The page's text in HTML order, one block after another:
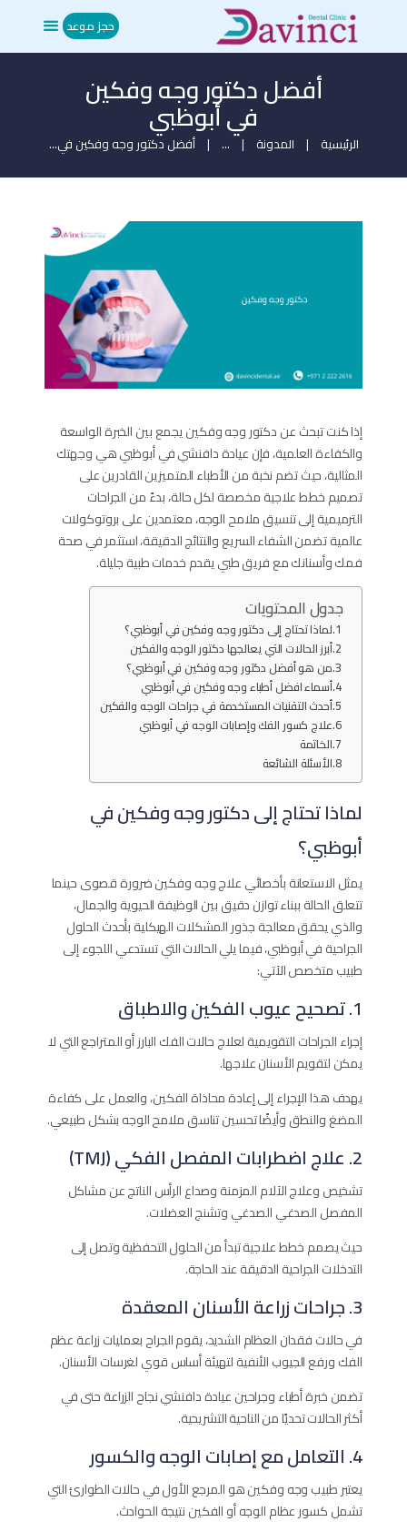
حجز موعد
أفضل دكتور وجه وفكين
في أبوظبي
الرئيسية المدونة ... أفضل دكتور وجه وفكين في...
الرئيسية
العلاجات
تواصل معنا
حجز موعد
إذا كنت تبحث عن دكتور وجه وفكين يجمع بين الخبرة الواسعة
والكفاءة العلمية، فإن عيادة دافنشي في أبوظبي هي وجهتك
المثالية، حيث تضم نخبة من الأطباء المتميزين القادرين على
تصميم خطط علاجية مخصصة لكل حالة، بدءً من الجراحات
الترميمية إلى تنسيق ملامح الوجه، معتمدين على بروتوكولات
عالمية تضمن الشفاء السريع والنتائج الدقيقة، استثمر في صحة
فمك وأسنانك مع فريق طبي يقدم خدمات طبية جليلة.
جدول المحتويات
لماذا تحتاج إلى دكتور وجه وفكين في أبوظبي؟
أبرز الحالات التي يعالجها دكتور الوجه والفكين
من هو أفضل دكتور وجه وفكين في أبوظبي؟
أسماء افضل أطباء وجه وفكين في أبوظبي
أحدث التقنيات المستخدمة في جراحات الوجه والفكين
علاج كسور الفك وإصابات الوجه في أبوظبي
الخاتمة
الأسئلة الشائعة
لماذا تحتاج إلى دكتور وجه وفكين في
أبوظبي؟
يمثل الاستعانة بأخصائي علاج وجه وفكين ضرورة قصوى حينما
تتعلق الحالة ببناء توازن دقيق بين الوظيفة الحيوية والجمال،
والذي يحقق معالجة جذور المشكلات الهيكلية بأحدث الحلول
الجراحية في أبوظبي، فيما يلي الحالات التي تستدعي اللجوء إلى
طبيب متخصص الآتي:
1. تصحيح عيوب الفكين والاطباق
إجراء الجراحات التقويمية لعلاج حالات الفك البارز أو المتراجع التي لا
يمكن لتقويم الأسنان علاجها.
يهدف هذا الإجراء إلى إعادة محاذاة الفكين، والعمل على كفاءة
المضغ والنطق وأيضًا تحسين تناسق ملامح الوجه بشكل طبيعي.
2. علاج اضطرابات المفصل الفكي (TMJ)
تشخيص وعلاج الآلام المزمنة وصداع الرأس الناتج عن مشاكل
المفصل الصدغي الصدغي وتشنج العضلات.
حيث يصمم خطط علاجية تبدأ من الحلول التحفظية وتصل إلى
التدخلات الجراحية الدقيقة عند الحاجة.
3. جراحات زراعة الأسنان المعقدة
في حالات فقدان العظام الشديد، يقوم الجراح بعمليات زراعة عظم
الفك ورفع الجيوب الأنفية لتهيئة أساس قوي لغرسات الأسنان.
تضمن خبرة أطباء وجراحين عيادة دافنشي نجاح الزراعة حتى في
أكثر الحالات تحديًا من الناحية التشريحية.
4. التعامل مع إصابات الوجه والكسور
يعتبر طبيب وجه وفكين هو المرجع الأول في حالات الطوارئ التي
تشمل كسور عظام الوجه أو الفكين نتيجة الحوادث.